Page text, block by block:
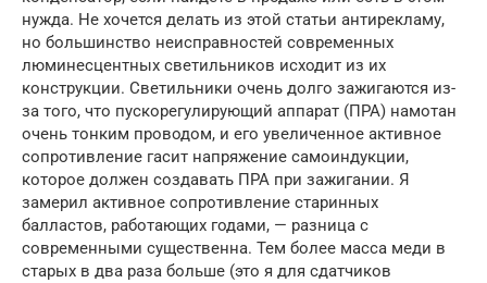
нужда. Не хочется делать из этой статьи антирекламу,
но большинство неисправностей современных
люминесцентных светильников исходит из их
конструкции. Светильники очень долго зажигаются из-
за того, что пускорегулирующий аппарат (ПРА) намотан
очень тонким проводом, и его увеличенное активное
сопротивление гасит напряжение самоиндукции,
которое должен создавать ПРА при зажигании. Я
замерил активное сопротивление старинных
балластов, работающих годами, — разница с
современными существенна. Тем более масса меди в
старых в два раза больше (это я для сдатчиков